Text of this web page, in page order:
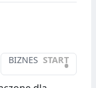
BIZNES START
•